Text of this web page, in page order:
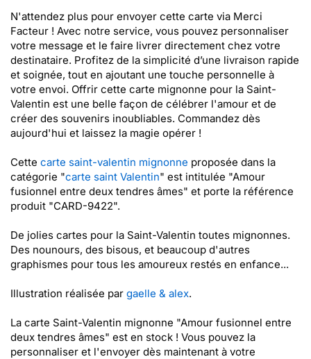
N'attendez plus pour envoyer cette carte via Merci
Facteur ! Avec notre service, vous pouvez personnaliser
votre message et le faire livrer directement chez votre
destinataire. Profitez de la simplicité d’une livraison rapide
et soignée, tout en ajoutant une touche personnelle à
votre envoi. Offrir cette carte mignonne pour la Saint-
Valentin est une belle façon de célébrer l'amour et de
créer des souvenirs inoubliables. Commandez dès
aujourd'hui et laissez la magie opérer !
Cette carte saint-valentin mignonne proposée dans la
catégorie "carte saint Valentin" est intitulée "Amour
fusionnel entre deux tendres âmes" et porte la référence
produit "CARD-9422".
De jolies cartes pour la Saint-Valentin toutes mignonnes.
Des nounours, des bisous, et beaucoup d'autres
graphismes pour tous les amoureux restés en enfance...
Illustration réalisée par gaelle & alex.
La carte Saint-Valentin mignonne "Amour fusionnel entre
deux tendres âmes" est en stock ! Vous pouvez la
personnaliser et l'envoyer dès maintenant à votre